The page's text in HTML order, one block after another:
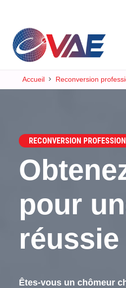
Accueil Reconversion
RECONVERSION
pour
réussie
Êtes-vous un chômeur